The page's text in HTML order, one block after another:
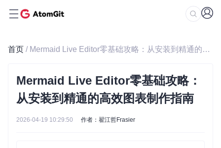
首页 / Mermaid Live Editor零基础攻略：从安装到精通的高效图表制作指南
Mermaid Live Editor零基础攻略：
从安装到精通的高效图表制作指南
2026-04-19 10:29:50 作者：翟江哲Frasier